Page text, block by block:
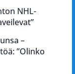
NHL-
–
”Olinko